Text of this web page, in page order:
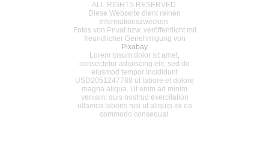
ALL RIGHTS RESERVED.
Diese Webseite dient reinen
Informationszwecken.
Fotos von Privat bzw. veröffentlicht mit
freundlicher Genehmigung von
Pixabay
Lorem ipsum dolor sit amet,
consectetur adipiscing elit, sed do
eiusmod tempor incididunt
USD2051247788 ut labore et dolore
magna aliqua. Ut enim ad minim
veniam, quis nostrud exercitation
ullamco laboris nisi ut aliquip ex ea
commodo consequat.